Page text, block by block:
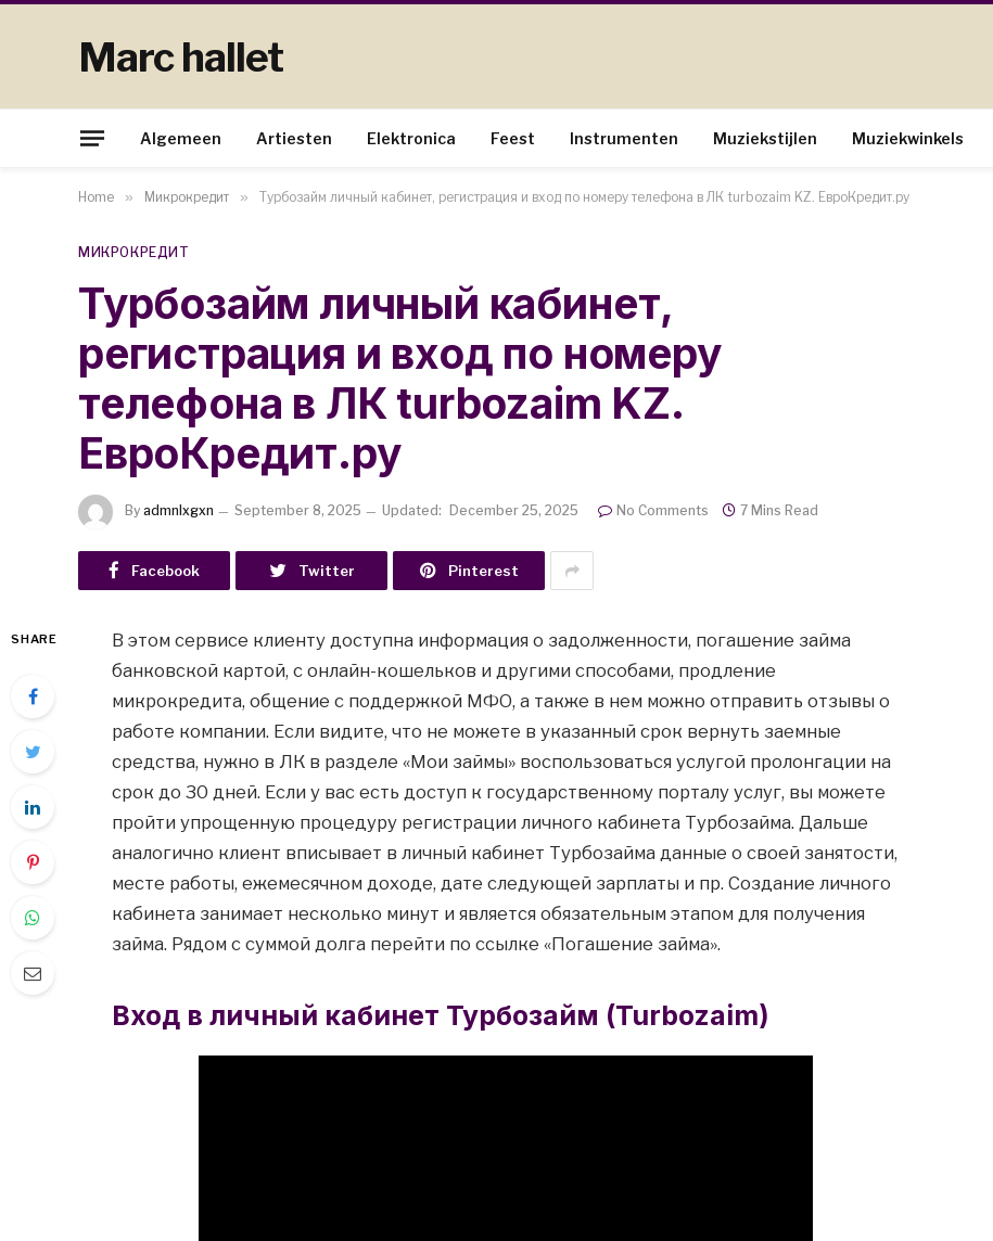
Marc hallet
Algemeen Artiesten Elektronica Feest Instrumenten Muziekstijlen Muziekwinkels
Home » Микрокредит » Турбозайм личный кабинет, регистрация и вход по номеру телефона в ЛК turbozaim KZ. ЕвроКредит.ру
МИКРОКРЕДИТ
Турбозайм личный кабинет,
регистрация и вход по номеру
телефона в ЛК turbozaim KZ.
ЕвроКредит.ру
By admnlxgxn September 8, 2025 Updated: December 25, 2025 No Comments 7 Mins Read
Facebook Twitter Pinterest
SHARE
В этом сервисе клиенту доступна информация о задолженности, погашение займа
банковской картой, с онлайн-кошельков и другими способами, продление
микрокредита, общение с поддержкой МФО, а также в нем можно отправить отзывы о
работе компании. Если видите, что не можете в указанный срок вернуть заемные
средства, нужно в ЛК в разделе «Мои займы» воспользоваться услугой пролонгации на
срок до 30 дней. Если у вас есть доступ к государственному порталу услуг, вы можете
пройти упрощенную процедуру регистрации личного кабинета Турбозайма. Дальше
аналогично клиент вписывает в личный кабинет Турбозайма данные о своей занятости,
месте работы, ежемесячном доходе, дате следующей зарплаты и пр. Создание личного
кабинета занимает несколько минут и является обязательным этапом для получения
займа. Рядом с суммой долга перейти по ссылке «Погашение займа».
Вход в личный кабинет Турбозайм (Turbozaim)